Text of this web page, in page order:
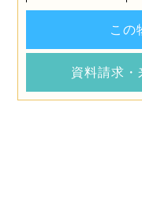
この
資料請求・